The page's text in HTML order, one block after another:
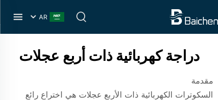
AR
دراجة كهربائية ذات أربع عجلات
مقدمة
السكوترات الكهربائية ذات الأربع عجلات هي اختراع رائع